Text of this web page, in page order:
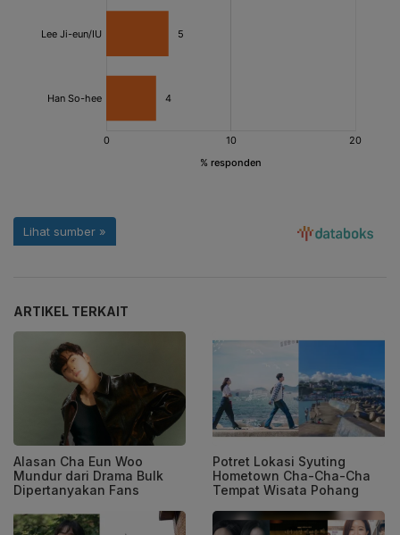
ARTIKEL TERKAIT
Alasan Cha Eun Woo
Mundur dari Drama Bulk
Dipertanyakan Fans
Potret Lokasi Syuting
Hometown Cha-Cha-Cha
Tempat Wisata Pohang